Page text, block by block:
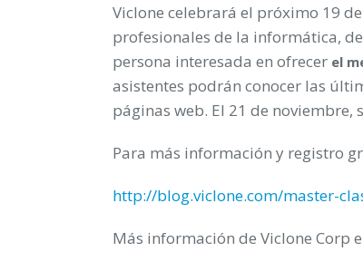
Viclone celebrará el próximo 19
profesionales de la informática,
persona interesada en ofrecer el
asistentes podrán conocer las
páginas web. El 21 de noviembre,
Para más información y registro
http://blog.viclone.com/master-
Más información de Viclone Corp